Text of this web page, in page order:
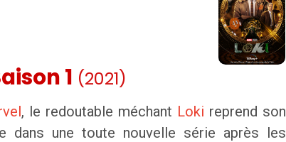
1 (2021)
, le redoutable méchant Loki reprend son
dans une toute nouvelle série après les